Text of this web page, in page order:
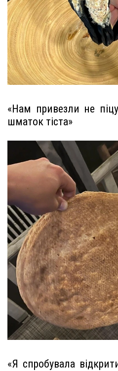
«Нам привезли не
шматок тіста»
«Я спробувала